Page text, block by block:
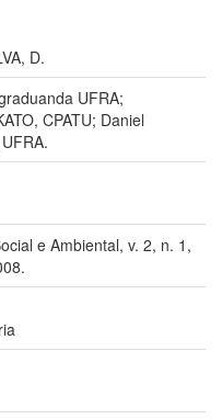
D.
UFRA;
CPATU; Daniel
e Ambiental, v. 2, n. 1,